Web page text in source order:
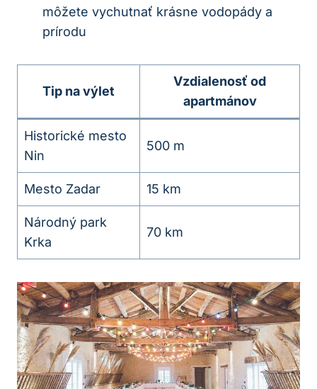
môžete vychutnať krásne vodopády a
prírodu
Tip na výlet
Vzdialenosť od
apartmánov
Historické mesto
Nin
500 m
Mesto Zadar 15 km
Národný park
Krka
70 km